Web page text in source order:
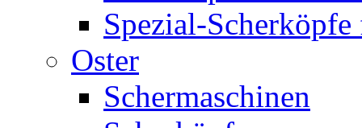
Spezial-
Oster
Schermaschinen